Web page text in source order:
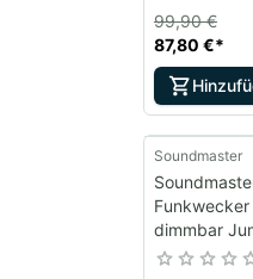
87,80 €*
99,90 €
Soundmaster
Funkwecker
dimmbar